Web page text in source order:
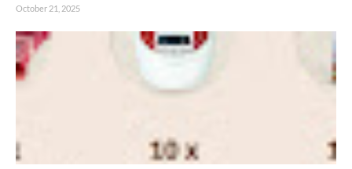
October 21, 2025